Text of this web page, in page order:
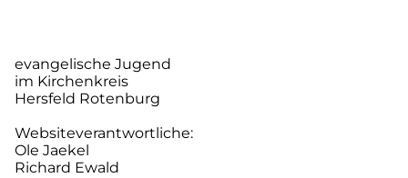
evangelische Jugend
im Kirchenkreis
Hersfeld Rotenburg
Websiteverantwortliche:
Ole Jaekel
Richard Ewald